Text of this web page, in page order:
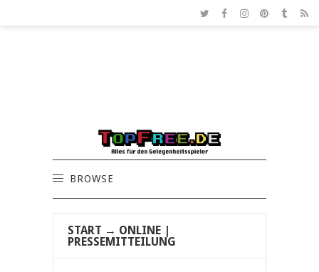
BROWSE
START → ONLINE
PRESSEMITTEILUNG